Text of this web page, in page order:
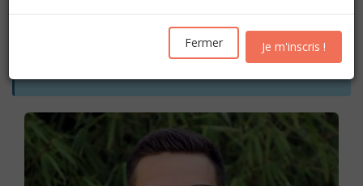
Les inscriptions pour l'année académique 2026-2027
Fermer Je m'inscris !